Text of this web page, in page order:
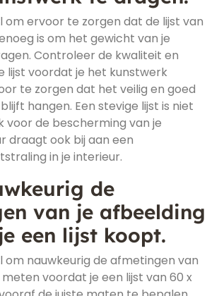
om ervoor te zorgen dat de lijst van
is om het gewicht van je
Controleer de kwaliteit en
lijst voordat je het kunstwerk
te zorgen dat het veilig en goed
hangen. Een stevige lijst is niet
voor de bescherming van je
draagt ook bij aan een
in je interieur.
de
van je afbeelding
een lijst koopt.
om nauwkeurig de afmetingen van
voordat je een lijst van 60 x